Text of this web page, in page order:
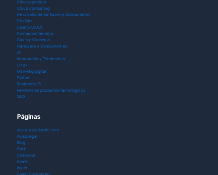
Ciberseguridad
Cloud computing
Desarrollo de Software y Aplicaciones
DevOps
Diseño UX/UI
Formación técnica
Guías y Consejos
Hardware y Componentes
IA
Innovación y Tendencias
Linux
Marketig digital
Python
Raspberry Pi
Reviews de productos tecnológicos
SEO
Páginas
Acerca de ikerbit.com
Aviso legal
Blog
Cart
Checkout
home
Inicio
Login Customizer